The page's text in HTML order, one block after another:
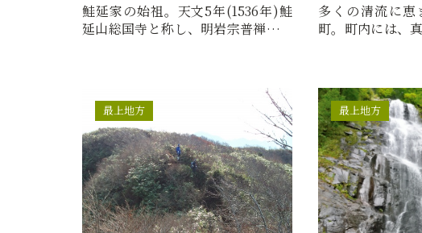
鮭延家の始祖。天文5年(1536年)鮭
延山総国寺と称し、明岩宗普禅師を
多くの清流に恵
町。町内には、
最上地方 最上地方